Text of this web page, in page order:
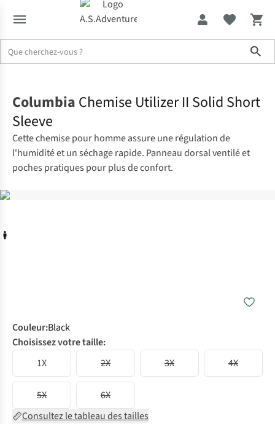
Columbia Chemise Utilizer II Solid Short
Sleeve
Cette chemise pour homme assure une régulation de
l'humidité et un séchage rapide. Panneau dorsal ventilé et
poches pratiques pour plus de confort.
Couleur:Black
Choisissez votre taille:
1X
2X 3X 4X
5X
6X
Consultez le tableau des tailles